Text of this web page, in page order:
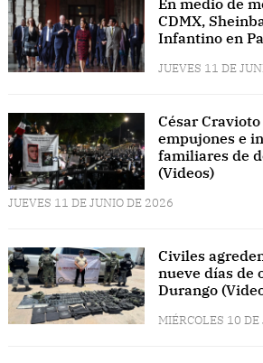
En medio de
CDMX,
Infantino en
JUEVES 11 DE
César
empujones e
familiares de
(Videos)
JUEVES 11 DE JUNIO DE 2026
Civiles
nueve días de
Durango
MIÉRCOLES 10